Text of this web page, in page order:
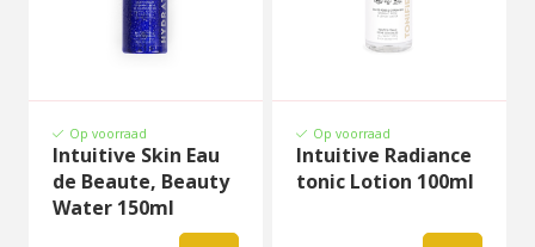
Op voorraad
Intuitive Skin Eau
de Beaute, Beauty
Water 150ml
Op voorraad
Intuitive Radiance
tonic Lotion 100ml